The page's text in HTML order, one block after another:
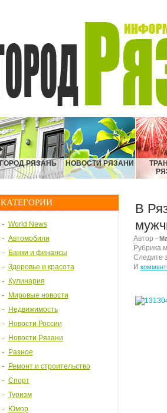
ГОРОД РЯЗАНЬ НОВОСТИ РЯЗАНИ
КАТЕГОРИИ
World News
Автомобили
Банки и финансы
Здоровье и красота
Кулинария
Мировые новости
Недвижимость
Новости России
Новости Рязани
Разное
Ремонт и строительство
Спорт
Туризм
Юмор
В
Автор -
Рубрика
Следите
И